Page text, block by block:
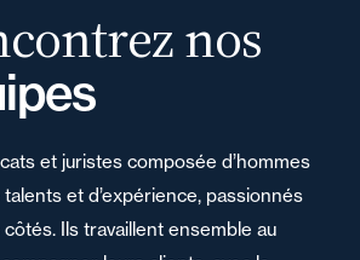
nos
et juristes composée d’hommes
et d’expérience, passionnés
Ils travaillent ensemble au